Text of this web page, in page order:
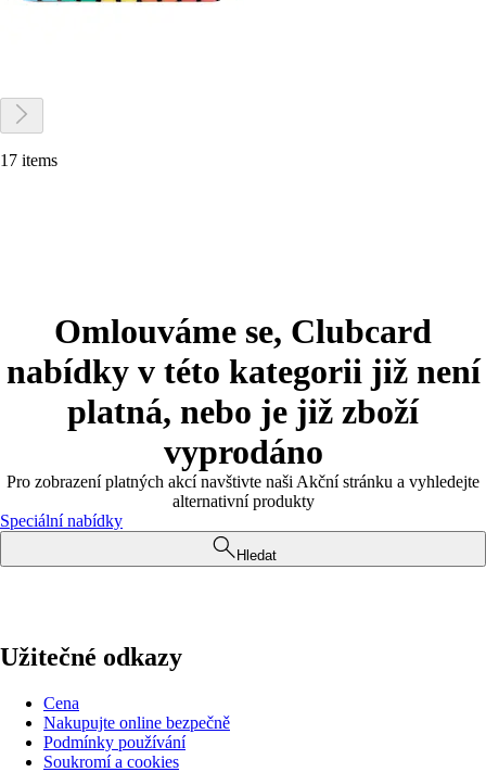
17 items
Omlouváme se, Clubcard
nabídky v této kategorii již není
platná, nebo je již zboží
vyprodáno
Pro zobrazení platných akcí navštivte naši Akční stránku a vyhledejte
alternativní produkty
Speciální nabídky
Hledat
Užitečné odkazy
Cena
Nakupujte online bezpečně
Podmínky používání
Soukromí a cookies